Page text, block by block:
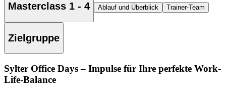
Masterclass 1 - 4 Ablauf und Überblick Trainer-Team
Zielgruppe
Sylter Office Days – Impulse für Ihre perfekte Work-
Life-Balance